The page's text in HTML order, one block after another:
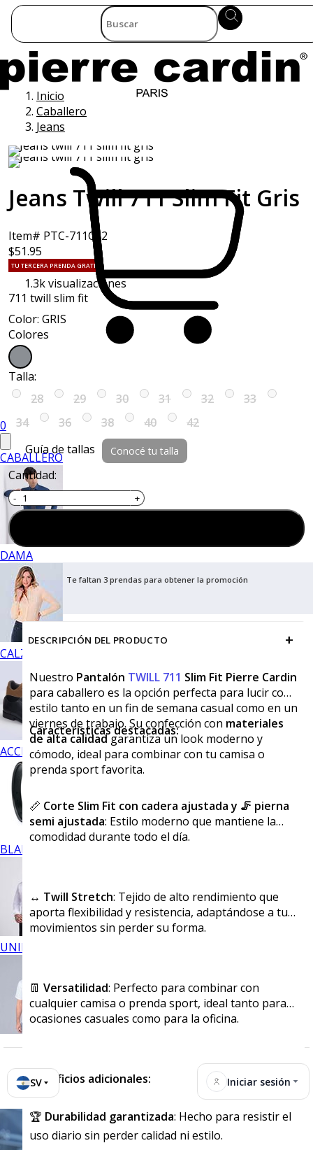
0
CABALLERO
DAMA
CALZADO
ACCESORIOS
BLANCOS
UNIFORMES
SV Iniciar sesión
Inicio
Caballero
Jeans
Jeans Twill 711 Slim Fit Gris
Item# PTC-711C92
$51.95
TU TERCERA PRENDA GRATIS
1.3kvisualizaciones
711 twill slim fit
Color: GRIS
Colores
Talla:
28
29 30 31 32
33
34
36 38 40
42
Guía de tallas
Conocé tu talla
Cantidad:
Te faltan 3 prendas para obtener la promoción
DESCRIPCIÓN DEL PRODUCTO +
Nuestro Pantalón TWILL 711 Slim Fit Pierre Cardin
para caballero es la opción perfecta para lucir con
estilo tanto en un fin de semana casual como en un
viernes de trabajo. Su confección con materiales
de alta calidadgarantiza un look moderno y
cómodo, ideal para combinar con tu camisa o
prenda sport favorita.
Características destacadas:
📏 Corte Slim Fit con cadera ajustada y 🦵 pierna
semi ajustada: Estilo moderno que mantiene la
comodidad durante todo el día.
↔️ Twill Stretch: Tejido de alto rendimiento que
aporta flexibilidad y resistencia, adaptándose a tus
movimientos sin perder su forma.
👖 Versatilidad: Perfecto para combinar con
cualquier camisa o prenda sport, ideal tanto para
ocasiones casuales como para la oficina.
Beneficios adicionales:
🏆 Durabilidad garantizada: Hecho para resistir el
uso diario sin perder calidad ni estilo.